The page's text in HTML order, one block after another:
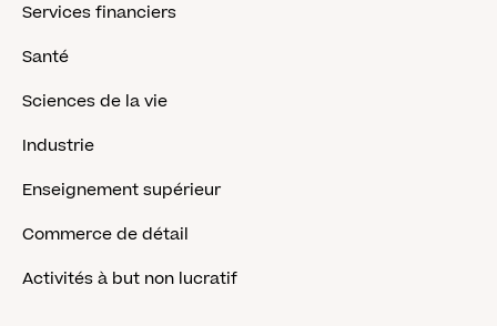
Services financiers
Santé
Sciences de la vie
Industrie
Enseignement supérieur
Commerce de détail
Activités à but non lucratif